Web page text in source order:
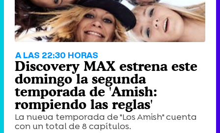
A LAS 22:30 HORAS
Discovery MAX estrena este
domingo la segunda
temporada de 'Amish:
rompiendo las reglas'
La nueva temporada de "Los Amish" cuenta
con un total de 8 capítulos.